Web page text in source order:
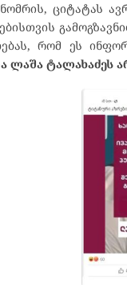
ციტატას
რომ ეს
ლაშა ტალახაძეს